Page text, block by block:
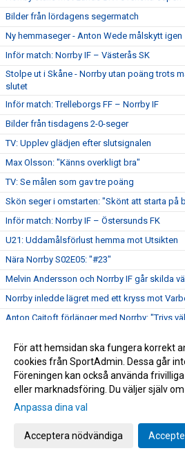
Bilder från lördagens segermatch
Ny hemmaseger - Anton Wede målskytt igen
Inför match: Norrby IF – Västerås SK
Stolpe ut i Skåne - Norrby utan poäng trots
slutet
Inför match: Trelleborgs FF – Norrby IF
Bilder från tisdagens 2-0-seger
TV: Upplev glädjen efter slutsignalen
Max Olsson: "Känns overkligt bra"
TV: Se målen som gav tre poäng
Skön seger i omstarten: "Skönt att starta på
Inför match: Norrby IF – Östersunds FK
U21: Uddamålsförlust hemma mot Utsikten
Nära Norrby S02E05: "#23"
Melvin Andersson och Norrby IF går skilda
Norrby inledde lägret med ett kryss mot
Anton Cajtoft förlänger med Norrby: "Trivs
Inga poäng när Norrby avslutade vårsäsongen
TV: Max Olsson om att äntligen vara tillbaka
Inför match: IK Brage – Norrby IF
Norrby IF och Abbas Mohamad går skilda
U21: Tung kväll på Borås Arena
För att hemsidan ska fungera korrekt
cookies från SportAdmin. Dessa går
Föreningen kan också använda
eller marknadsföring. Du väljer själv
Anpassa dina val
Acceptera nödvändiga